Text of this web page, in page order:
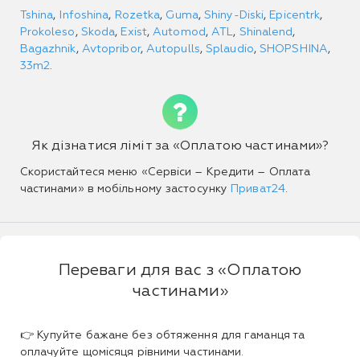
Tshina, Infoshina, Rozetka, Guma,Shiny-Diski, Epicentrk,
Prokoleso , Skoda, Exist, Automod , ATL , Shinalend ,
Bagazhnik , Avtopribor, Autopulls,Splaudio,SHOPSHINA,
33m2
Як дізнатися ліміт за «Оплатою частинами»?
Скористайтеся меню «Сервіси – Кредити – Оплата
частинами» в мобільному застосунку Приват24.
Переваги для вас з «Оплатою
частинами»
👉 Купуйте бажане без обтяження для гаманця та
оплачуйте щомісяця рівними частинами.